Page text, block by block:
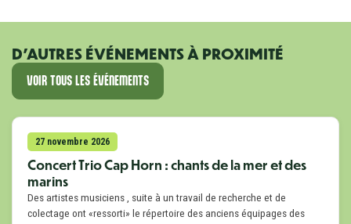
D'AUTRES ÉVÉNEMENTS À PROXIMITÉ
VOIR TOUS LES ÉVÉNEMENTS
27 novembre 2026
Concert Trio Cap Horn : chants de la mer et des
marins
Des artistes musiciens , suite à un travail de recherche et de
colectage ont «ressorti» le répertoire des anciens équipages des